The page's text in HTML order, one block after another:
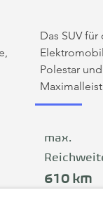
Das SUV
Polestar
wurden
entwickelt.
max.
610 km